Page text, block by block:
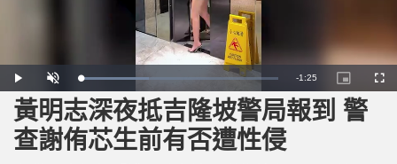
P
l
a
y
U
n
m
u
t
L
o
a
d
e
d
:
3
4
R
e
-1:25
P
i
c
t
u
F
u
黃明志深夜抵吉隆坡警局報到 警
查謝侑芯生前有否遭性侵